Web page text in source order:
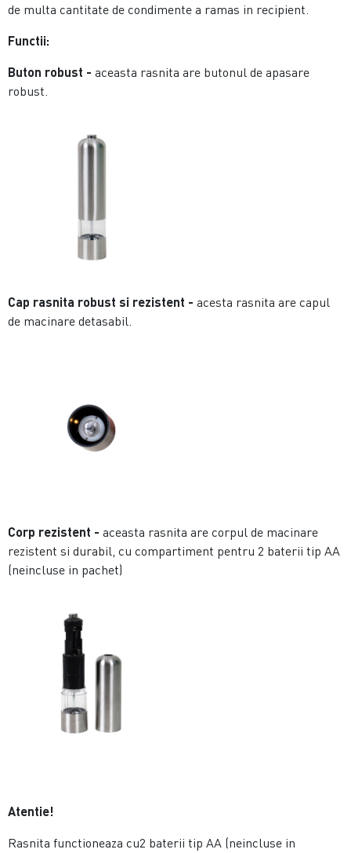
de multa cantitate de condimente a ramas in recipient.
Functii:
Buton robust -aceasta rasnita are butonul de apasare
robust.
Cap rasnita robust si rezistent -acesta rasnita are capul
de macinare detasabil.
Corp rezistent -aceasta rasnita are corpul de macinare
rezistent si durabil, cu compartiment pentru 2 baterii tip AA
(neincluse in pachet)
Atentie!
Rasnita functioneaza cu2 baterii tip AA (neincluse in